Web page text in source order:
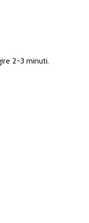
2-3 minuti.